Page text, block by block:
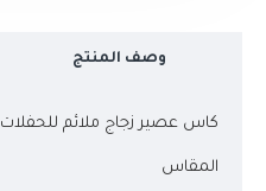
وصف المنتج
كاس عصير زجاج ملائم للحفلات
المقاس